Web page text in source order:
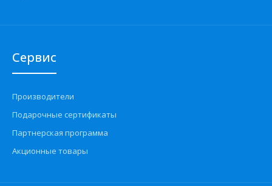
Сервис
Производители
Подарочные сертификаты
Партнерская программа
Акционные товары